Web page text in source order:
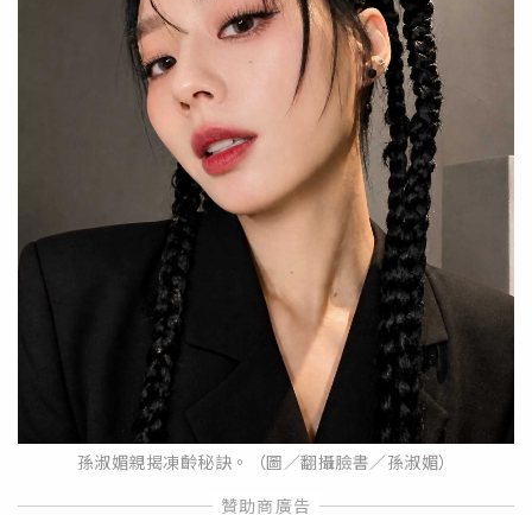
孫淑媚親揭凍齡秘訣。（圖／翻攝臉書／孫淑媚）